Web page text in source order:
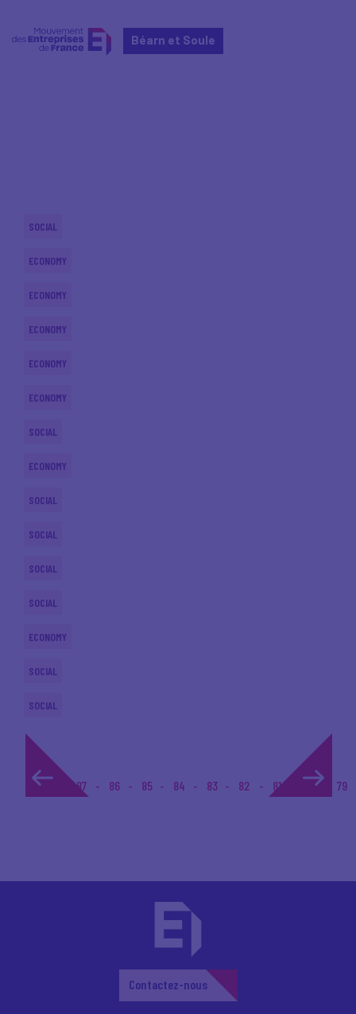
Béarn et Soule
SOCIAL
ECONOMY
ECONOMY
ECONOMY
ECONOMY
ECONOMY
SOCIAL
ECONOMY
SOCIAL
SOCIAL
SOCIAL
SOCIAL
ECONOMY
SOCIAL
SOCIAL
1... 87 86 85 84 83 82 81 80 79
Contactez-nous